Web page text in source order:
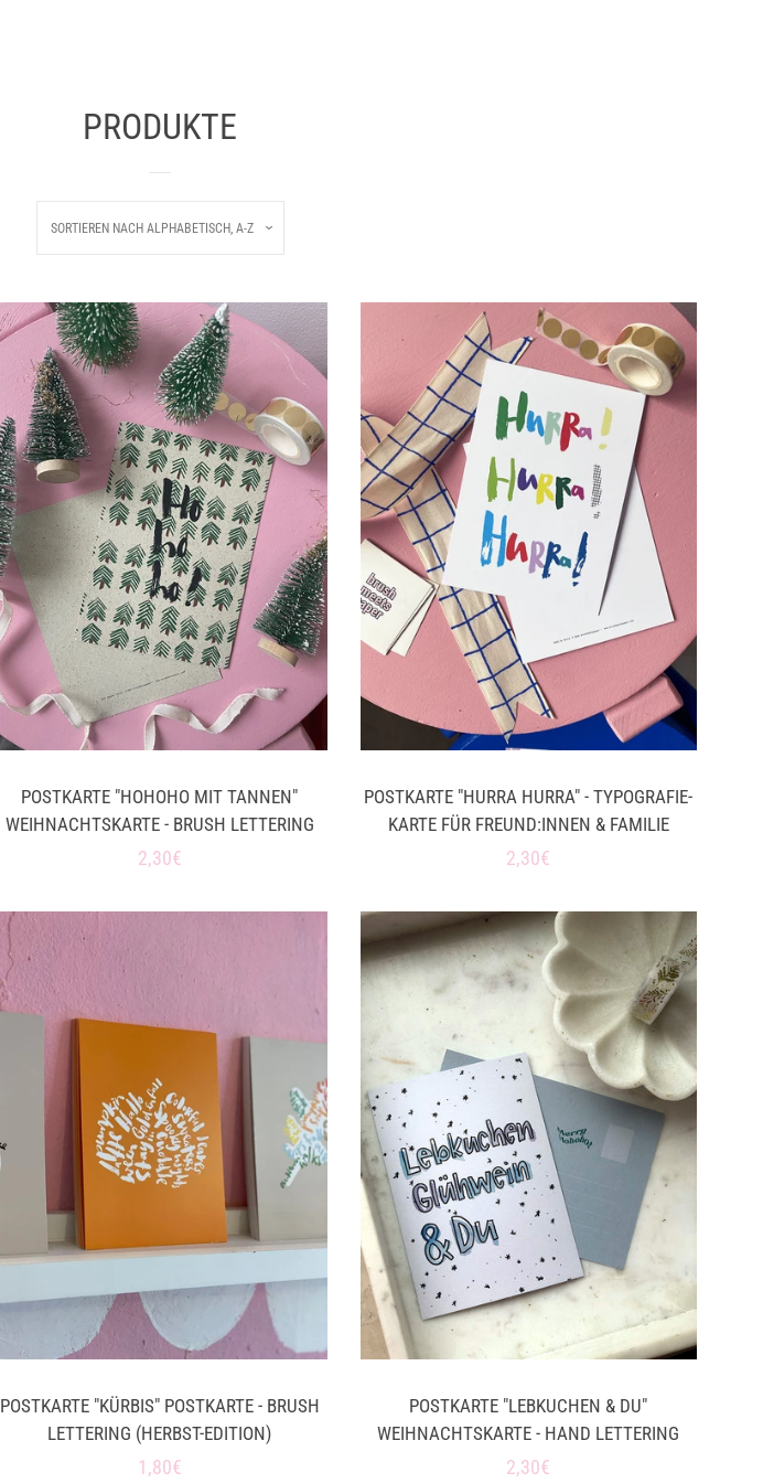
PRODUKTE
SORTIEREN NACH ALPHABETISCH, A-Z
POSTKARTE "HOHOHO MIT TANNEN"
WEIHNACHTSKARTE - BRUSH LETTERING
Normaler
2,30€
POSTKARTE "HURRA HURRA" - TYPOGRAFIE-
KARTE FÜR FREUND:INNEN & FAMILIE
Normaler
2,30€
POSTKARTE "KÜRBIS" POSTKARTE - BRUSH
LETTERING (HERBST-EDITION)
Normaler
1,80€
POSTKARTE "LEBKUCHEN & DU"
WEIHNACHTSKARTE - HAND LETTERING
Normaler
2,30€